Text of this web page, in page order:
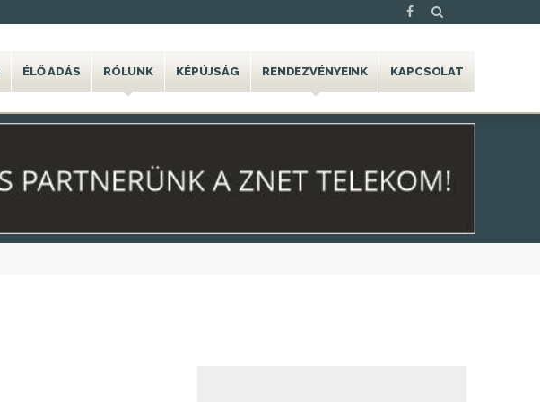
ÉLŐ ADÁS RÓLUNK KÉPÚJSÁG RENDEZVÉNYEINK KAPCSOLAT